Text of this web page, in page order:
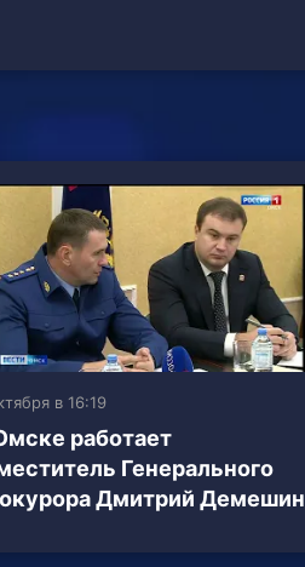
в 16:19
работает
Генерального
Дмитрий Демешин